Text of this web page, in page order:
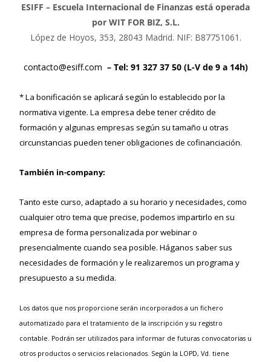
ESIFF – Escuela Internacional de Finanzas está operada
por WIT FOR BIZ, S.L.
López de Hoyos, 353, 28043 Madrid. NIF: B87751061.
contacto@esiff.com – Tel: 91 327 37 50 (L-V de 9 a 14h)
* La bonificación se aplicará según lo establecido por la
normativa vigente. La empresa debe tener crédito de
formación y algunas empresas según su tamaño u otras
circunstancias pueden tener obligaciones de cofinanciación.
También in-company:
Tanto este curso, adaptado a su horario y necesidades, como
cualquier otro tema que precise, podemos impartirlo en su
empresa de forma personalizada por webinar o
presencialmente cuando sea posible. Háganos saber sus
necesidades de formación y le realizaremos un programa y
presupuesto a su medida.
Los datos que nos proporcione serán incorporados a un fichero
automatizado para el tratamiento de la inscripción y su registro
contable. Podrán ser utilizados para informar de futuras convocatorias u
otros productos o servicios relacionados. Según la LOPD, Vd. tiene